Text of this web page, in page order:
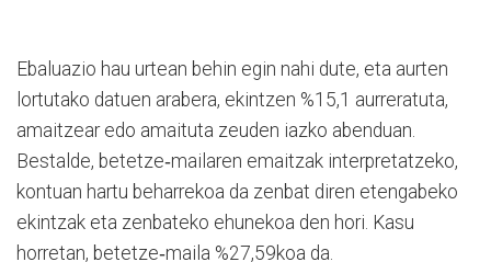
Ebaluazio hau urtean behin egin nahi dute, eta aurten
lortutako datuen arabera, ekintzen %15,1 aurreratuta,
amaitzear edo amaituta zeuden iazko abenduan.
Bestalde, betetze‑mailaren emaitzak interpretatzeko,
kontuan hartu beharrekoa da zenbat diren etengabeko
ekintzak eta zenbateko ehunekoa den hori. Kasu
horretan, betetze‑maila %27,59koa da.